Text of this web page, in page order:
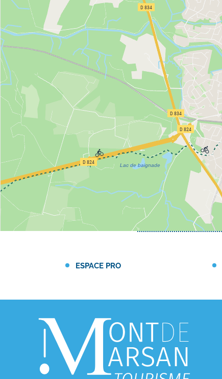
ESPACE PRO